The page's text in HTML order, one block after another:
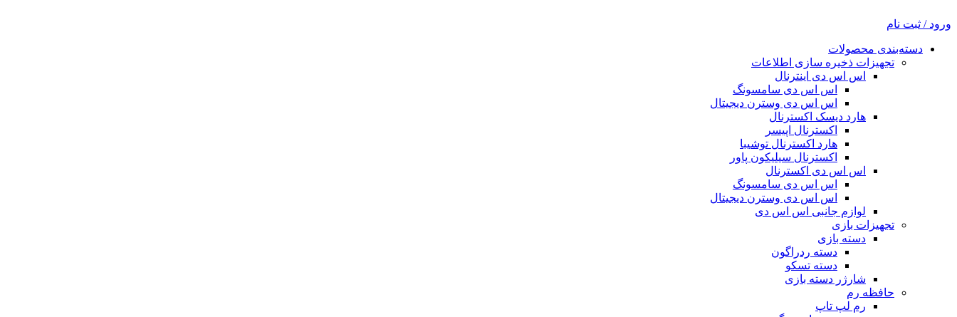
ورود / ثبت نام
دسته‌بندی محصولات
تجهیزات ذخیره سازی اطلاعات
اس اس دی اینترنال
اس اس دی سامسونگ
اس اس دی وسترن دیجیتال
هارد دیسک اکسترنال
اکسترنال اپیسر
هارد اکسترنال توشیبا
اکسترنال سیلیکون پاور
اس اس دی اکسترنال
اس اس دی سامسونگ
اس اس دی وسترن دیجیتال
لوازم جانبی اس اس دی
تجهیزات بازی
دسته بازی
دسته ردراگون
دسته تسکو
شارژر دسته بازی
حافظه رم
رم لپ تاپ